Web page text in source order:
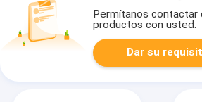
Permítanos contactar
productos con usted.
Dar su